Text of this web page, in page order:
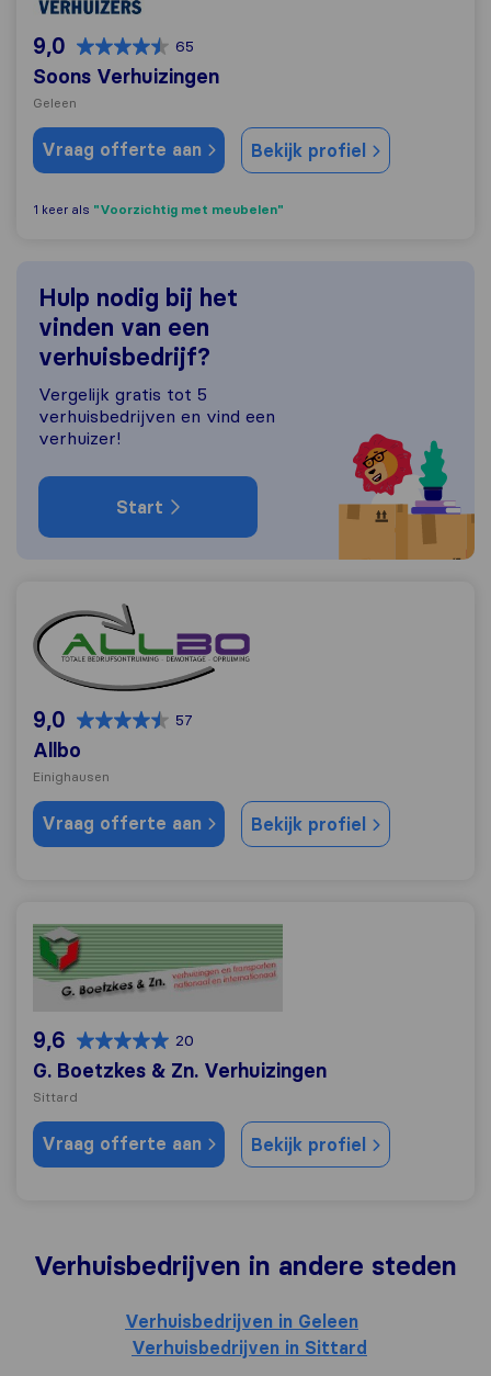
9,0 65
Soons Verhuizingen
Geleen
Vraag offerte aan Bekijk profiel
1 keer als "Voorzichtig met meubelen"
Hulp nodig bij het
vinden van een
verhuisbedrijf?
Vergelijk gratis tot 5
verhuisbedrijven en vind een
verhuizer!
Start
Allbo
9,0 57
Allbo
Einighausen
Vraag offerte aan Bekijk profiel
G. Boetzkes & Zn. Verhuizingen
9,6 20
G. Boetzkes & Zn. Verhuizingen
Sittard
Vraag offerte aan Bekijk profiel
Verhuisbedrijven in andere steden
Verhuisbedrijven in Geleen
Verhuisbedrijven in Sittard